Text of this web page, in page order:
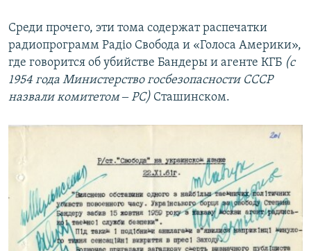
Среди прочего, эти тома содержат распечатки
радиопрограмм Радіо Свобода и «Голоса Америки»,
где говорится об убийстве Бандеры и агенте КГБ (с
1954 года Министерство госбезопасности СССР
назвали комитетом ‒ РС) Сташинском.